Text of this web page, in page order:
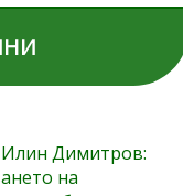
Димитров:
на